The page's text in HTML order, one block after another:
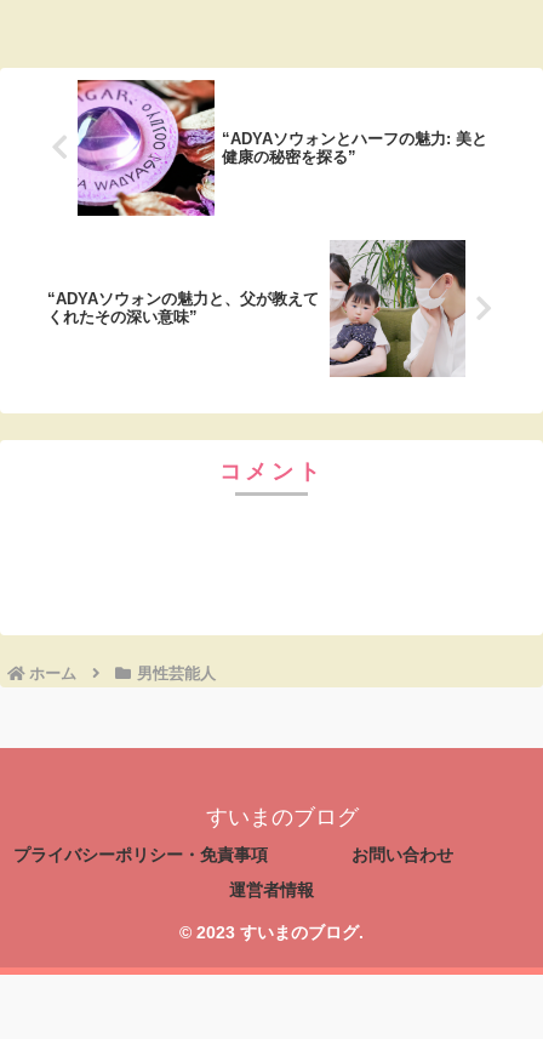
“ADYAソウォンとハーフの魅力: 美と
健康の秘密を探る”
“ADYAソウォンの魅力と、父が教えて
くれたその深い意味”
コメント
ホーム 男性芸能人
すいまのブログ
プライバシーポリシー・免責事項
お問い合わせ
運営者情報
© 2023 すいまのブログ.